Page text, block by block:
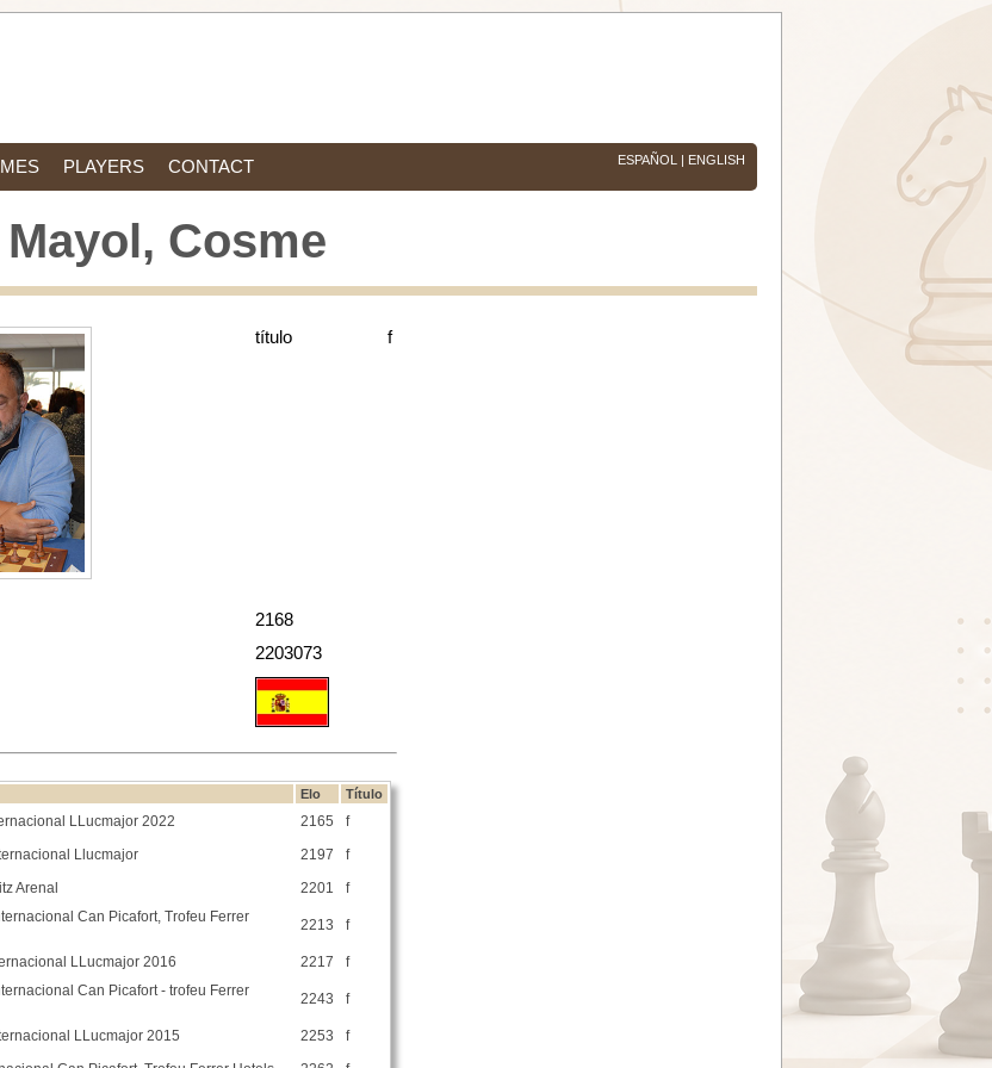
PLAYERS CONTACT ESPAÑOL | ENGLISH
Cosme
título f
2168
2203073
Elo Título
LLucmajor 2022 2165
f
Llucmajor 2197
f
Arenal 2201 f
Can Picafort, Trofeu Ferrer
2213 f
LLucmajor 2016 2217 f
Can Picafort - trofeu Ferrer
2243 f
LLucmajor 2015 2253
f